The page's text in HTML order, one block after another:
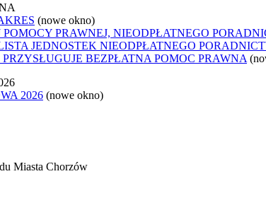
(nowe okno)
PRAWNEJ, NIEODPŁATNEGO
JEDNOSTEK NIEODPŁATNEGO
BEZPŁATNA POMOC PRAWNA
2026 (nowe okno)
Miasta Chorzów